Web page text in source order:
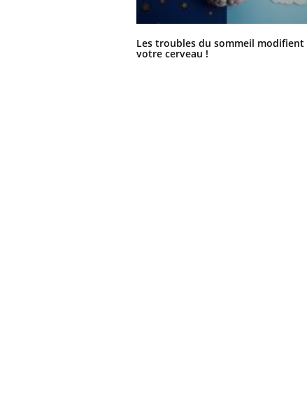
Les troubles du sommeil modifient
votre cerveau !